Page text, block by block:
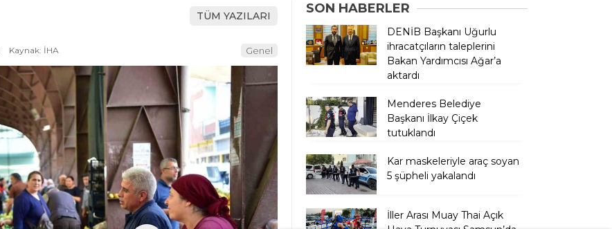
TÜM YAZILARI
Kaynak: İHA Genel
SON HABERLER
DENİB Başkanı Uğurlu
ihracatçıların taleplerini
Bakan Yardımcısı Ağar’a
aktardı
Menderes Belediye
Başkanı İlkay Çiçek
tutuklandı
Kar maskeleriyle araç soyan
5 şüpheli yakalandı
İller Arası Muay Thai Açık